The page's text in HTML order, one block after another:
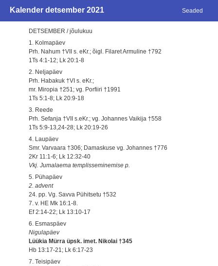
Kalender detsember 2021 Seaded
DETSEMBER / jõulukuu
1. Kolmapäev
Prh. Nahum †VII s. eKr.; õigl. Filaret Armuline †792
1Ts 4:1-12; Lk 20:1-8
2. Neljapäev
Prh. Habakuk †VI s. eKr.;
mr. Miropia †251; vg. Porfiiri †1991
1Ts 5:1-8; Lk 20:9-18
3. Reede
Prh. Sefanja †VII s.eKr.; vg. Johannes Vaikija †558
1Ts 5:9-13,24-28; Lk 20:19-26
4. Laupäev
Smr. Varvaara †306; Damaskuse vg. Johannes †776
2Kr 11:1-6; Lk 12:32-40
Vkj. Jumalaema templisseminemise p.
5. Pühapäev
2. advent
24. pp. Vg. Savva Pühitsetu †532
7. v. HE Mk 16:1-8.
Ef 2:14-22; Lk 13:10-17
6. Esmaspäev
Nigulapäev
Lüükia Mürra üpsk. imet. Nikolai †345
Hb 13:17-21; Lk 6:17-23
7. Teisipäev